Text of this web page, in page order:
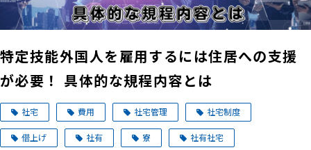
特定技能外国人を雇用するには住居への支援
が必要！ 具体的な規程内容とは
社宅 費用 社宅管理 社宅制度
借上げ 社有 寮 社有社宅